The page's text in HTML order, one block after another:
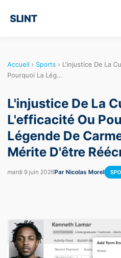
SLINT
Accueil › Sports › L'injustice De La
Pourquoi La Lég...
L'injustice De La
L'efficacité Ou
Légende De
Mérite D'être
mardi 9 juin 2026Par Nicolas Morel